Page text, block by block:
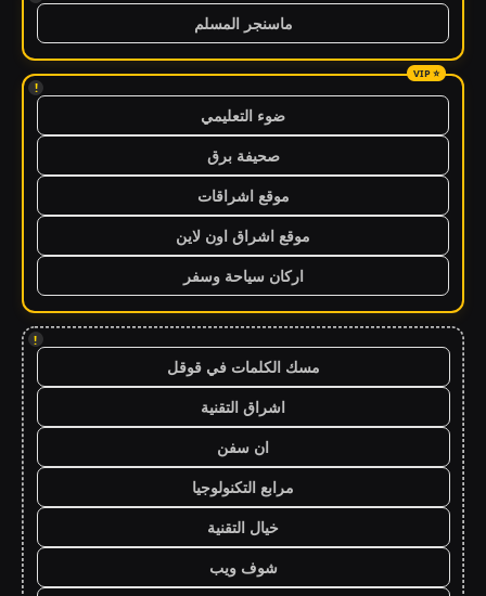
ماسنجر المسلم
!
ضوء التعليمي
صحيفة برق
موقع اشراقات
موقع اشراق اون لاين
اركان سياحة وسفر
!
مسك الكلمات في قوقل
اشراق التقنية
ان سفن
مرابع التكنولوجيا
خيال التقنية
شوف ويب